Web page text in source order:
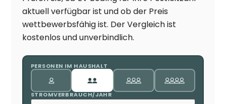
aktuell verfügbar ist und ob der Preis
wettbewerbsfähig ist. Der Vergleich ist
kostenlos und unverbindlich.
PERSONEN IM HAUSHALT
STROMVERBRAUCH/JAHR